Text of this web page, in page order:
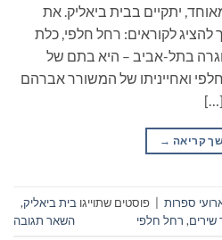
יתקיים בבית ביאליק. את
להציג לקוראים: רחל חלפי, כלת
בתל-אביב – היא בתם של
ואחייניתו של המשורר אברהם
קריאה →
ספרות פוסטים שתוייגו בית ביאליק,
שירים, רחל חלפי השאר תגובה